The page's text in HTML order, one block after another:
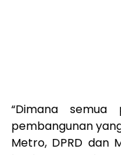
“Dimana
pembangunan
Metro, DPRD dan